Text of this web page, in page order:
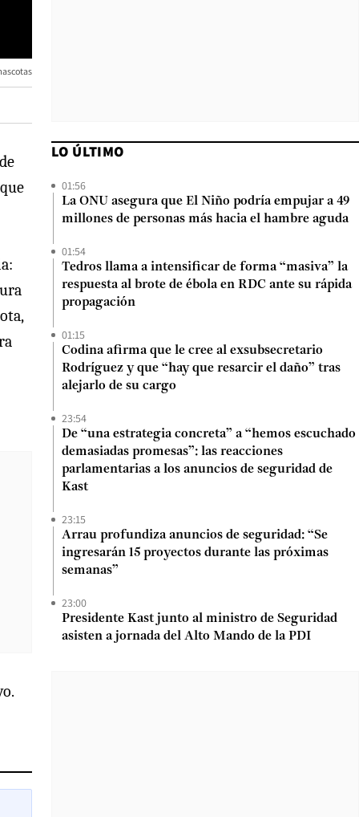
LO ÚLTIMO
01:56
La ONU asegura que El Niño podría empujar a 49
millones de personas más hacia el hambre aguda
01:54
Tedros llama a intensificar de forma “masiva” la
respuesta al brote de ébola en RDC ante su rápida
propagación
01:15
Codina afirma que le cree al exsubsecretario
Rodríguez y que “hay que resarcir el daño” tras
alejarlo de su cargo
23:54
De “una estrategia concreta” a “hemos escuchado
demasiadas promesas”: las reacciones
parlamentarias a los anuncios de seguridad de
Kast
23:15
Arrau profundiza anuncios de seguridad: “Se
ingresarán 15 proyectos durante las próximas
semanas”
23:00
Presidente Kast junto al ministro de Seguridad
asisten a jornada del Alto Mando de la PDI